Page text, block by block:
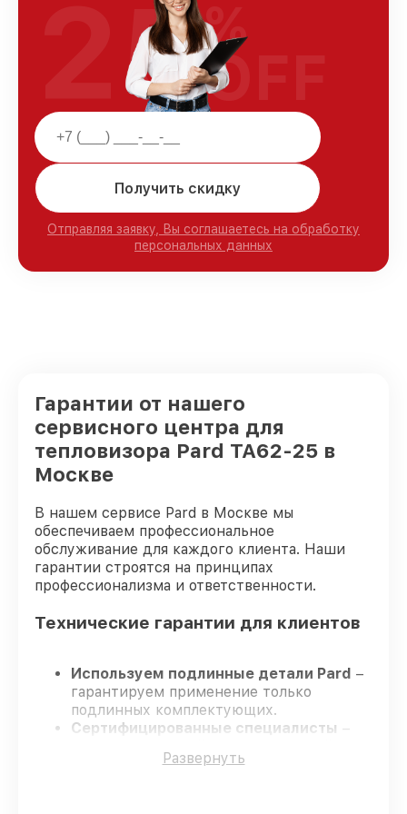
Получить скидку
Отправляя заявку, Вы соглашаетесь на обработку
персональных данных
25%
OFF
Гарантии от нашего
сервисного центра для
тепловизора Pard TA62-25 в
Москве
В нашем сервисе Pard в Москве мы
обеспечиваем профессиональное
обслуживание для каждого клиента. Наши
гарантии строятся на принципах
профессионализма и ответственности.
Технические гарантии для клиентов
Используем подлинные детали Pard –
гарантируем применение только
подлинных комплектующих.
Сертифицированные специалисты –
навыков, что гарантирует качество
Развернуть